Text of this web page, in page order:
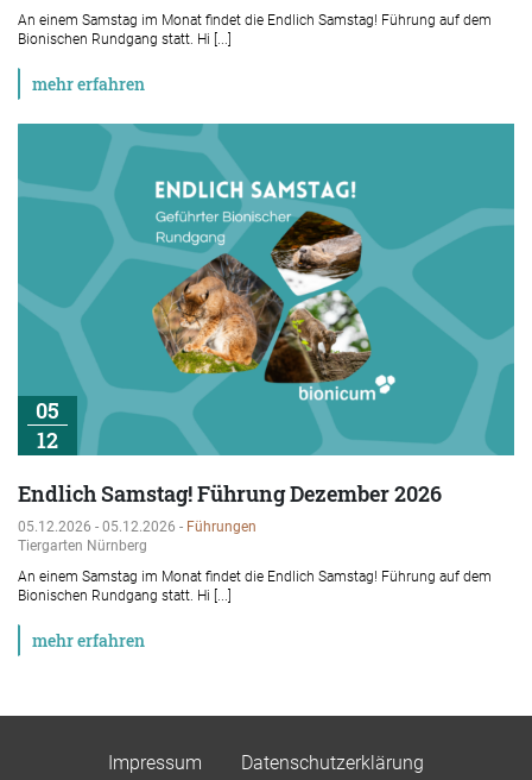
An einem Samstag im Monat findet die Endlich Samstag! Führung auf dem
Bionischen Rundgang statt. Hi [...]
mehr erfahren
05
12
Endlich Samstag! Führung Dezember 2026
05.12.2026 - 05.12.2026 - Führungen
Tiergarten Nürnberg
An einem Samstag im Monat findet die Endlich Samstag! Führung auf dem
Bionischen Rundgang statt. Hi [...]
mehr erfahren
Impressum
Datenschutzerklärung